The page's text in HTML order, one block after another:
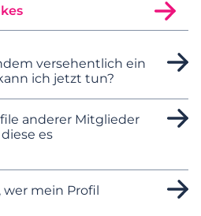
versehentlich ein
ich jetzt tun?
anderer Mitglieder
es
wer mein Profil